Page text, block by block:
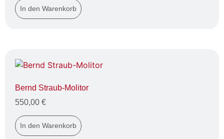
In den Warenkorb
Bernd Straub-Molitor
550,00 €
In den Warenkorb